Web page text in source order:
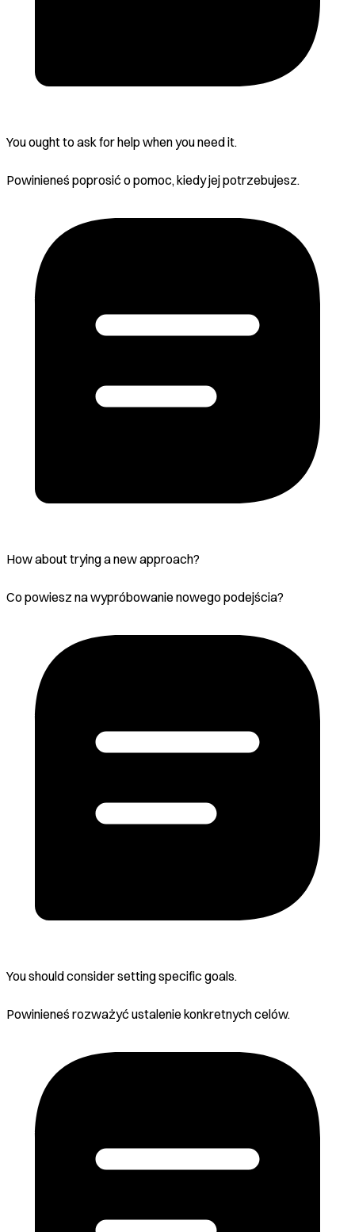
You ought to ask for help when you need it.
Powinieneś poprosić o pomoc, kiedy jej potrzebujesz.
How about trying a new approach?
Co powiesz na wypróbowanie nowego podejścia?
You should consider setting specific goals.
Powinieneś rozważyć ustalenie konkretnych celów.